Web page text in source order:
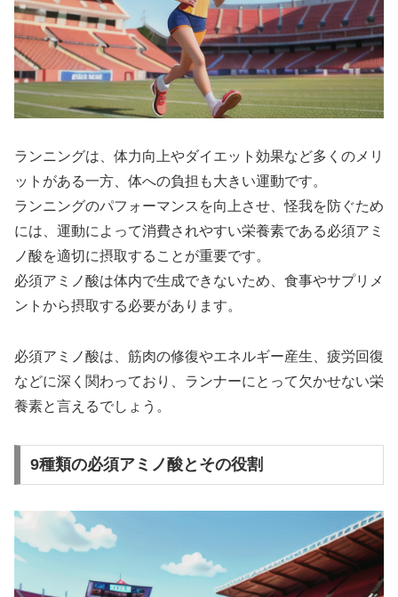
ランニングは、体力向上やダイエット効果など多くのメリ
ットがある一方、体への負担も大きい運動です。
ランニングのパフォーマンスを向上させ、怪我を防ぐため
には、 運動によって消費されやすい栄養素である必須アミ
ノ酸を適切に摂取することが重要です。
必須アミノ酸は体内で生成できないため、食事やサプリメ
ントから摂取する必要があります。
必須アミノ酸は、筋肉の修復やエネルギー産生、疲労回復
などに深く関わっており、ランナーにとって欠かせない栄
養素と言えるでしょう。
9種類の必須アミノ酸とその役割